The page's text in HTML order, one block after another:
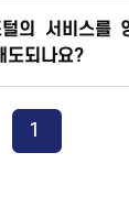
털의 서비스를
도되나요?
1